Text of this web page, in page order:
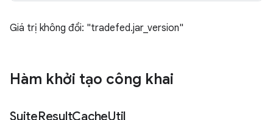
Giá trị không đổi: "tradefed.jar_version"
Hàm khởi tạo công khai
SuiteResultCacheUtil